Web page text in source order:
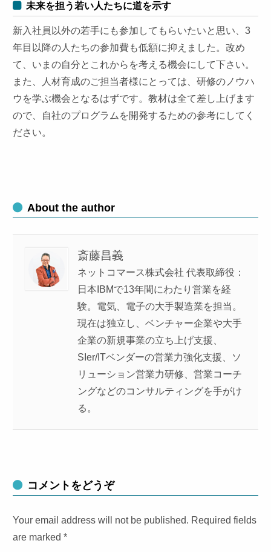
未来を担う若い人たちに道を示す
新入社員以外の若手にも参加してもらいたいと思い、3
年目以降の人たちの参加費も低額に抑えました。改め
て、いまの自分とこれからを考える機会にして下さい。
また、人材育成のご担当者様にとっては、研修のノウハ
ウを学ぶ機会となるはずです。教材は全て差し上げます
ので、自社のプログラムを開発するための参考にしてく
ださい。
About the author
斎藤昌義
ネットコマース株式会社 代表取締役：
日本IBMで13年間にわたり営業を経
験。電気、電子の大手製造業を担当。
現在は独立し、ベンチャー企業や大手
企業の新規事業の立ち上げ支援、
SIer/ITベンダーの営業力強化支援、ソ
リューション営業力研修、営業コーチ
ングなどのコンサルティングを手がけ
る。
コメントをどうぞ
Your email address will not be published. Required fields
are marked*